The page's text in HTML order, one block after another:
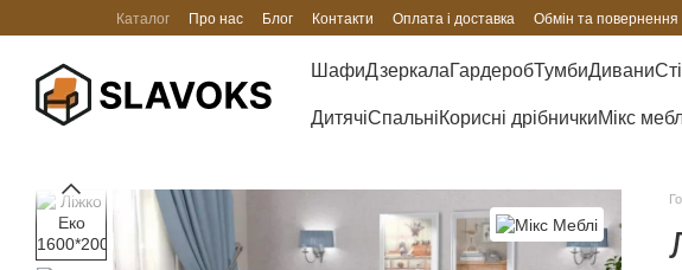
Перейти до основного контенту
Каталог Про нас Блог Контакти Оплата і доставка Обмін та повернення
ШафиДзеркалаГардеробТумбиДивани
ДитячіСпальніКорисні дрібничкиМікс